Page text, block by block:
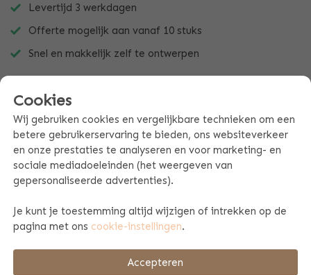
Levertijd 3 werkdagen
Offerte mogelijk aan vanaf 10 stuks
Snel en makkelijk zelf te ontwerpen
PRODUCT SPECIFICATIES
Cookies
Wij gebruiken cookies en vergelijkbare technieken om een
betere gebruikerservaring te bieden, ons websiteverkeer
en onze prestaties te analyseren en voor marketing- en
sociale mediadoeleinden (het weergeven van
gepersonaliseerde advertenties).
Je kunt je toestemming altijd wijzigen of intrekken op de
pagina met ons cookie-instellingen.
Accepteren